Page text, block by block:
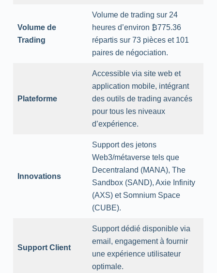
Volume de
Trading
Volume de trading sur 24
heures d’environ ₿775.36
répartis sur 73 pièces et 101
paires de négociation.
Plateforme
Accessible via site web et
application mobile, intégrant
des outils de trading avancés
pour tous les niveaux
d’expérience.
Innovations
Support des jetons
Web3/métaverse tels que
Decentraland (MANA), The
Sandbox (SAND), Axie Infinity
(AXS) et Somnium Space
(CUBE).
Support Client
Support dédié disponible via
email, engagement à fournir
une expérience utilisateur
optimale.